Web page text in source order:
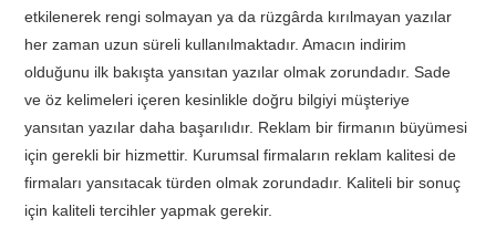
etkilenerek rengi solmayan ya da rüzgârda kırılmayan yazılar
her zaman uzun süreli kullanılmaktadır. Amacın indirim
olduğunu ilk bakışta yansıtan yazılar olmak zorundadır. Sade
ve öz kelimeleri içeren kesinlikle doğru bilgiyi müşteriye
yansıtan yazılar daha başarılıdır. Reklam bir firmanın büyümesi
için gerekli bir hizmettir. Kurumsal firmaların reklam kalitesi de
firmaları yansıtacak türden olmak zorundadır. Kaliteli bir sonuç
için kaliteli tercihler yapmak gerekir.